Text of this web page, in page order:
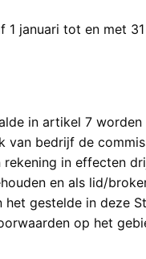
januari tot en met
in artikel 7
van bedrijf de
in effecten
en als lid/
gestelde in deze
op het